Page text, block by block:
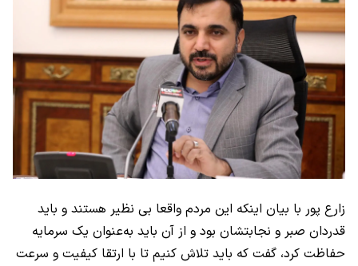
زارع پور با بیان اینکه این مردم واقعا بی‌ نظیر هستند و باید
قدردان صبر و نجابتشان بود و از آن باید به‌عنوان یک سرمایه
حفاظت کرد، گفت که باید تلاش کنیم تا با ارتقا کیفیت و سرعت